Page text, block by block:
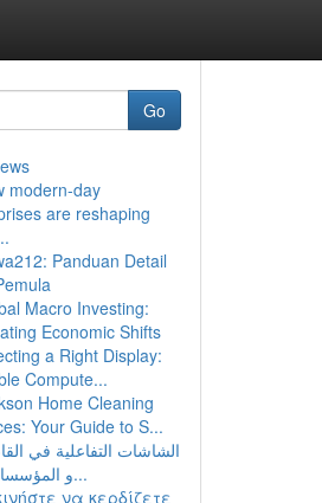
Go
modern-day
are reshaping
Panduan Detail
Macro Investing:
Economic Shifts
a Right Display:
Compute...
Home Cleaning
Your Guide to S...
الشاشات التفاعلية في
و المؤسسات التع...
να κερδίζετε